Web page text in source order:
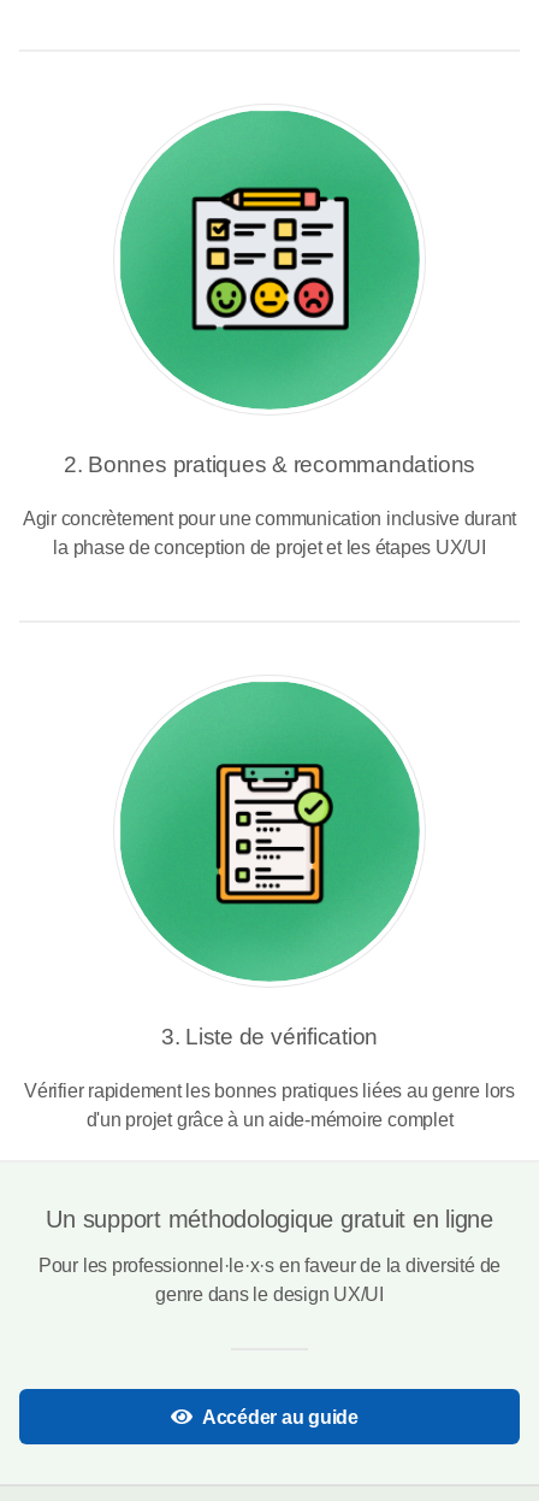
2. Bonnes pratiques & recommandations
Agir concrètement pour une communication inclusive durant
la phase de conception de projet et les étapes UX/UI
3. Liste de vérification
Vérifier rapidement les bonnes pratiques liées au genre lors
d'un projet grâce à un aide-mémoire complet
Un support méthodologique gratuit en ligne
Pour les professionnel·le·x·s en faveur de la diversité de
genre dans le design UX/UI
Accéder au guide